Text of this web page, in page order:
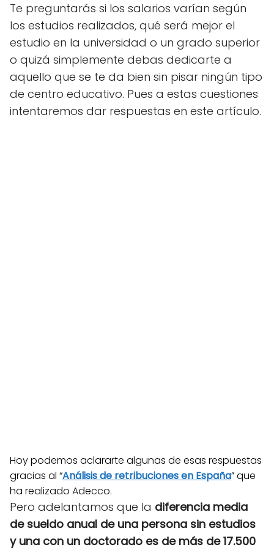
Te preguntarás si los salarios varían según
los estudios realizados, qué será mejor el
estudio en la universidad o un grado superior
o quizá simplemente debas dedicarte a
aquello que se te da bien sin pisar ningún tipo
de centro educativo. Pues a estas cuestiones
intentaremos dar respuestas en este artículo.
Hoy podemos aclararte algunas de esas respuestas
gracias al “Análisis de retribuciones en España” que
ha realizado Adecco.
Pero adelantamos que la diferencia media
de sueldo anual de una persona sin estudios
y una con un doctorado es de más de 17.500